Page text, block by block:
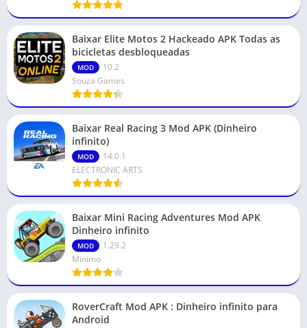
Baixar Elite Motos 2 Hackeado APK Todas as
bicicletas desbloqueadas
MOD
10.2
Souza Games
Baixar Real Racing 3 Mod APK (Dinheiro
infinito)
MOD
14.0.1
ELECTRONIC ARTS
Baixar Mini Racing Adventures Mod APK
Dinheiro infinito
MOD
1.29.2
Minimo
RoverCraft Mod APK : Dinheiro infinito para
Android